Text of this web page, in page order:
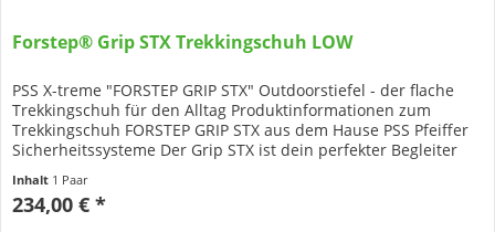
Forstep® Grip STX Trekkingschuh LOW
PSS X-treme "FORSTEP GRIP STX" Outdoorstiefel - der flache
Trekkingschuh für den Alltag Produktinformationen zum
Trekkingschuh FORSTEP GRIP STX aus dem Hause PSS Pfeiffer
Sicherheitssysteme Der Grip STX ist dein perfekter Begleiter
Inhalt 1 Paar
234,00 € *